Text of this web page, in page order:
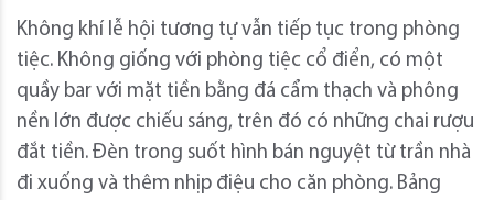
Không khí lễ hội tương tự vẫn tiếp tục trong phòng
tiệc. Không giống với phòng tiệc cổ điển, có một
quầy bar với mặt tiền bằng đá cẩm thạch và phông
nền lớn được chiếu sáng, trên đó có những chai rượu
đắt tiền. Đèn trong suốt hình bán nguyệt từ trần nhà
đi xuống và thêm nhịp điệu cho căn phòng. Bảng